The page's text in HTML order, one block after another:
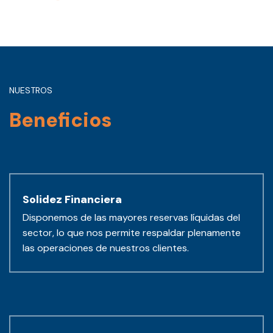
NUESTROS
Beneficios
Solidez Financiera
Disponemos de las mayores reservas líquidas del
sector, lo que nos permite respaldar plenamente
las operaciones de nuestros clientes.